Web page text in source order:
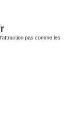
pas comme les